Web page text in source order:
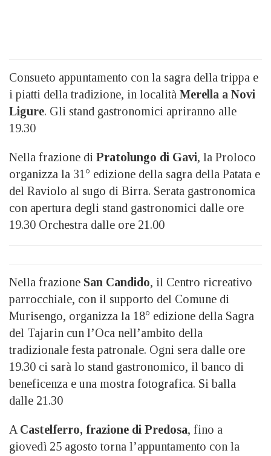
Consueto appuntamento con la sagra della trippa e
i piatti della tradizione, in località Merella a Novi
Ligure. Gli stand gastronomici apriranno alle
19.30
Nella frazione di Pratolungo di Gavi, la Proloco
organizza la 31° edizione della sagra della Patata e
del Raviolo al sugo di Birra. Serata gastronomica
con apertura degli stand gastronomici dalle ore
19.30 Orchestra dalle ore 21.00
Nella frazione San Candido, il Centro ricreativo
parrocchiale, con il supporto del Comune di
Murisengo, organizza la 18° edizione della Sagra
del Tajarin cun l’Oca nell’ambito della
tradizionale festa patronale. Ogni sera dalle ore
19.30 ci sarà lo stand gastronomico, il banco di
beneficenza e una mostra fotografica. Si balla
dalle 21.30
A Castelferro, frazione di Predosa, fino a
giovedì 25 agosto torna l’appuntamento con la